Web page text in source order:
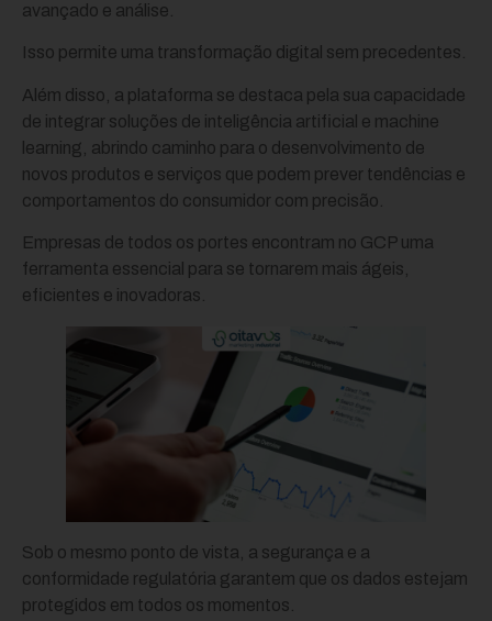
avançado e análise.
Isso permite uma transformação digital sem precedentes.
Além disso, a plataforma se destaca pela sua capacidade
de integrar soluções de inteligência artificial e machine
learning, abrindo caminho para o desenvolvimento de
novos produtos e serviços que podem prever tendências e
comportamentos do consumidor com precisão.
Empresas de todos os portes encontram no GCP uma
ferramenta essencial para se tornarem mais ágeis,
eficientes e inovadoras.
Sob o mesmo ponto de vista, a segurança e a
conformidade regulatória garantem que os dados estejam
protegidos em todos os momentos.